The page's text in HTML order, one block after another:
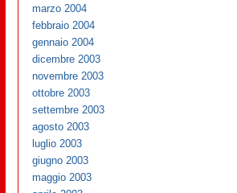
marzo 2004
febbraio 2004
gennaio 2004
dicembre 2003
novembre 2003
ottobre 2003
settembre 2003
agosto 2003
luglio 2003
giugno 2003
maggio 2003